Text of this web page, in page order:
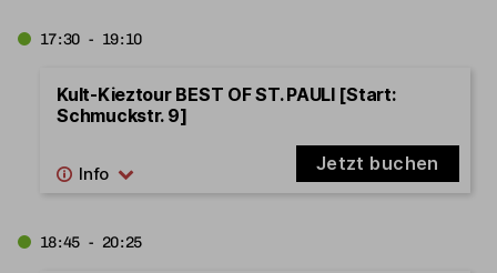
17:30 - 19:10
Kult-Kieztour BEST OF ST. PAULI [Start:
Schmuckstr. 9]
Jetzt buchen
18:45 - 20:25